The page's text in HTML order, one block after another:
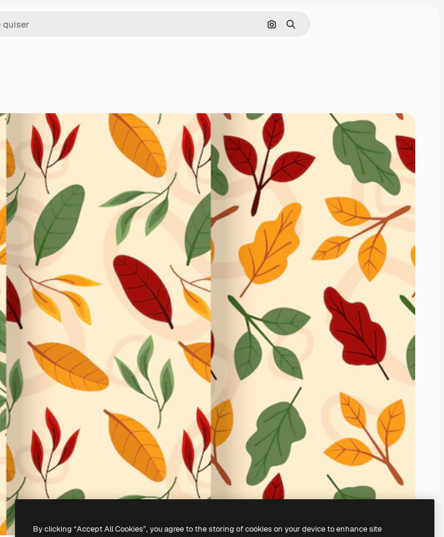
Pesquisar por imagem
Buscar
By clicking “Accept All Cookies”, you agree to the storing of cookies on your device to enhance site